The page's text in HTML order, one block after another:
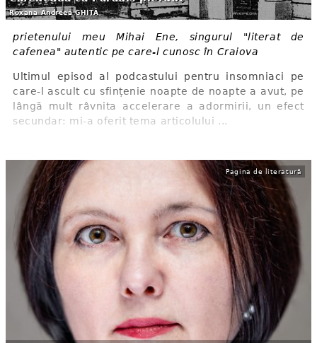
Roxana-Andreea GHIȚĂ
prietenului meu Mihai Ene, singurul "literat de
cafenea" autentic pe care-l cunosc în Craiova
Ultimul episod al podcastului pentru insomniaci pe
care-l ascult cu sfințenie noapte de noapte a avut, pe
lângă mult râvnita accelerare a adormirii, un efect
secundar: mi-a oferit tema articolului ...
Pagina de literatură